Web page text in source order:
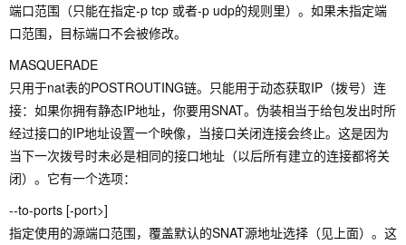
端口范围（只能在指定-p tcp 或者-p udp的规则里）。如果未指定端
口范围，目标端口不会被修改。
MASQUERADE
只用于nat表的POSTROUTING链。只能用于动态获取IP（拨号）连
接：如果你拥有静态IP地址，你要用SNAT。伪装相当于给包发出时所
经过接口的IP地址设置一个映像，当接口关闭连接会终止。这是因为
当下一次拨号时未必是相同的接口地址（以后所有建立的连接都将关
闭）。它有一个选项：
--to-ports [-port>]
指定使用的源端口范围，覆盖默认的SNAT源地址选择（见上面）。这